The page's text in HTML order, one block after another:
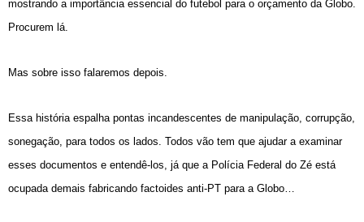
mostrando a importância essencial do futebol para o orçamento da Globo.
Procurem lá.
Mas sobre isso falaremos depois.
Essa história espalha pontas incandescentes de manipulação, corrupção,
sonegação, para todos os lados. Todos vão tem que ajudar a examinar
esses documentos e entendê-los, já que a Polícia Federal do Zé está
ocupada demais fabricando factoides anti-PT para a Globo…